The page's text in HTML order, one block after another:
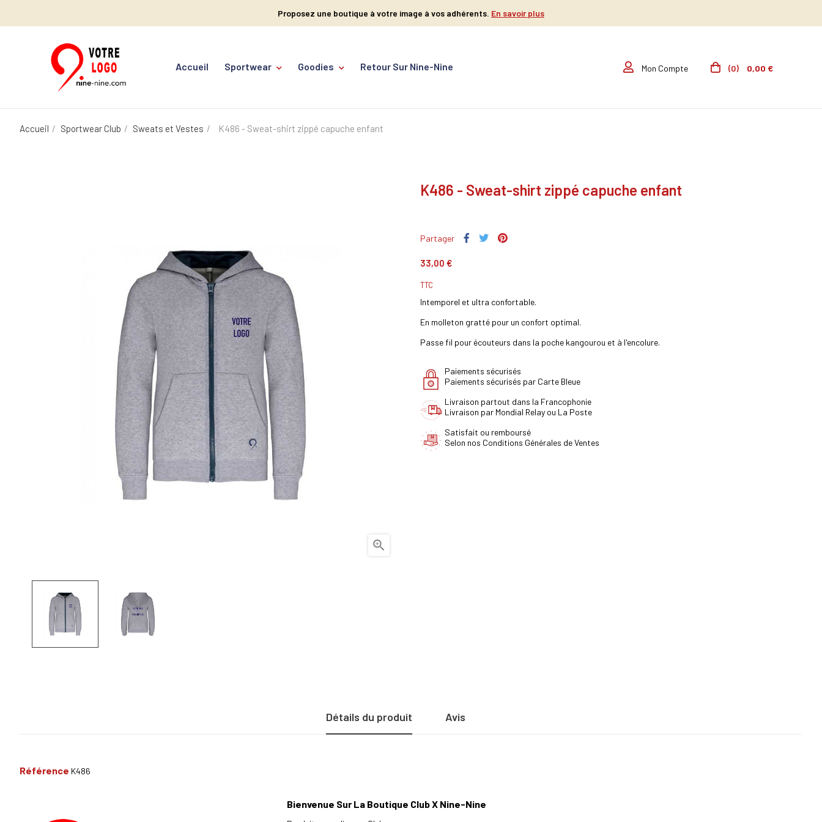
Proposez une boutique à votre image à vos adhérents. En savoir plus
Accueil Sportwear Goodies Retour Sur Nine-Nine Mon Compte (0) 0,00 €
Accueil Sportwear Club Sweats et Vestes K486 - Sweat-shirt zippé capuche enfant

K486 - Sweat-shirt zippé capuche enfant
Partager
33,00 €
TTC
Intemporel et ultra confortable.
En molleton gratté pour un confort optimal.
Passe fil pour écouteurs dans la poche kangourou et à l'encolure.
Paiements sécurisés
Paiements sécurisés par Carte Bleue
Livraison partout dans la Francophonie
Livraison par Mondial Relay ou La Poste
Satisfait ou remboursé
Selon nos Conditions Générales de Ventes
Détails du produit Avis
Référence K486
Bienvenue Sur La Boutique Club X Nine-Nine